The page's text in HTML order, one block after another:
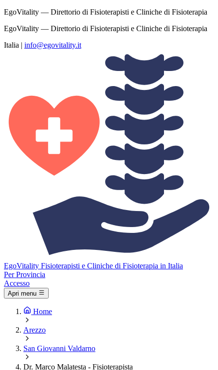
EgoVitality — Direttorio di Fisioterapisti e Cliniche di Fisioterapia
EgoVitality — Direttorio di Fisioterapisti e Cliniche di Fisioterapia
Italia | info@egovitality.it
EgoVitality Fisioterapisti e Cliniche di Fisioterapia in Italia
Per Provincia
Accesso
Apri menu
Home
Arezzo
San Giovanni Valdarno
Dr. Marco Malatesta - Fisioterapista